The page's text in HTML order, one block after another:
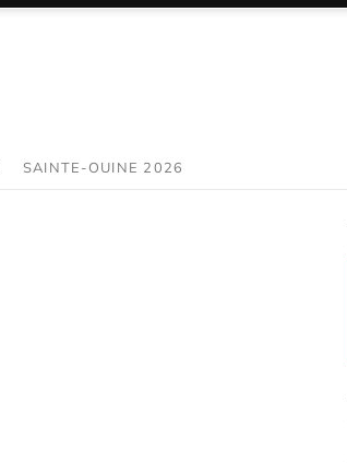
SAINTE-OUINE 2026